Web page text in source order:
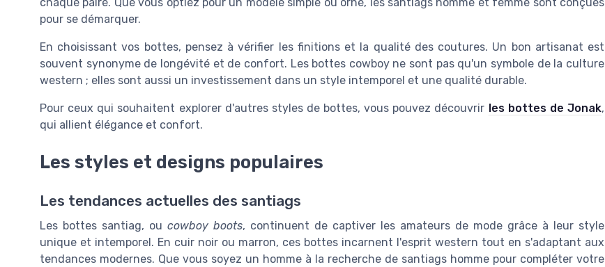
pour se démarquer.
En choisissant vos bottes, pensez à vérifier les finitions et la qualité des coutures. Un bon artisanat est
souvent synonyme de longévité et de confort. Les bottes cowboy ne sont pas qu'un symbole de la culture
western ; elles sont aussi un investissement dans un style intemporel et une qualité durable.
Pour ceux qui souhaitent explorer d'autres styles de bottes, vous pouvez découvrir les bottes de Jonak,
qui allient élégance et confort.
Les styles et designs populaires
Les tendances actuelles des santiags
Les bottes santiag, ou cowboy boots, continuent de captiver les amateurs de mode grâce à leur style
unique et intemporel. En cuir noir ou marron, ces bottes incarnent l'esprit western tout en s'adaptant aux
tendances modernes. Que vous soyez un homme à la recherche de santiags homme pour compléter votre